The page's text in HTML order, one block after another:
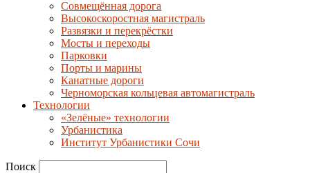
Совмещённая дорога
Высокоскоростная магистраль
Развязки и перекрёстки
Мосты и переходы
Парковки
Порты и марины
Канатные дороги
Черноморская кольцевая автомагистраль
Технологии
«Зелёные» технологии
Урбанистика
Институт Урбанистики Сочи
Поиск